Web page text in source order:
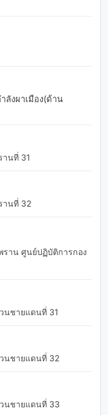
ลังผาเมือง(ด้าน
านที่ 31
านที่ 32
ราน ศูนย์ปฏิบัติการกอง
นชายแดนที่ 31
นชายแดนที่ 32
นชายแดนที่ 33